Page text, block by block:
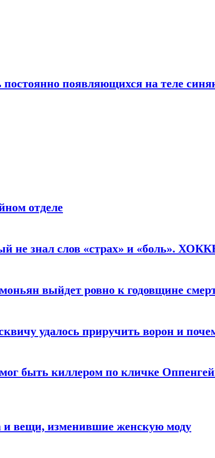
постоянно появляющихся на теле
отделе
не знал слов «страх» и «боль».
выйдет ровно к годовщине
удалось приручить ворон и
быть киллером по кличке
вещи, изменившие женскую моду